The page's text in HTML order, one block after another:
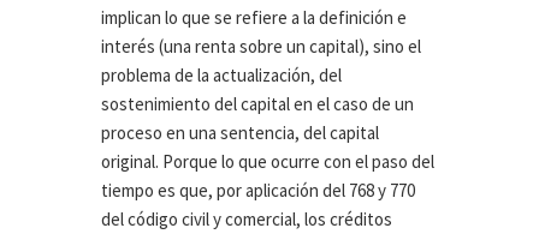
implican lo que se refiere a la definición e
interés (una renta sobre un capital), sino el
problema de la actualización, del
sostenimiento del capital en el caso de un
proceso en una sentencia, del capital
original. Porque lo que ocurre con el paso del
tiempo es que, por aplicación del 768 y 770
del código civil y comercial, los créditos